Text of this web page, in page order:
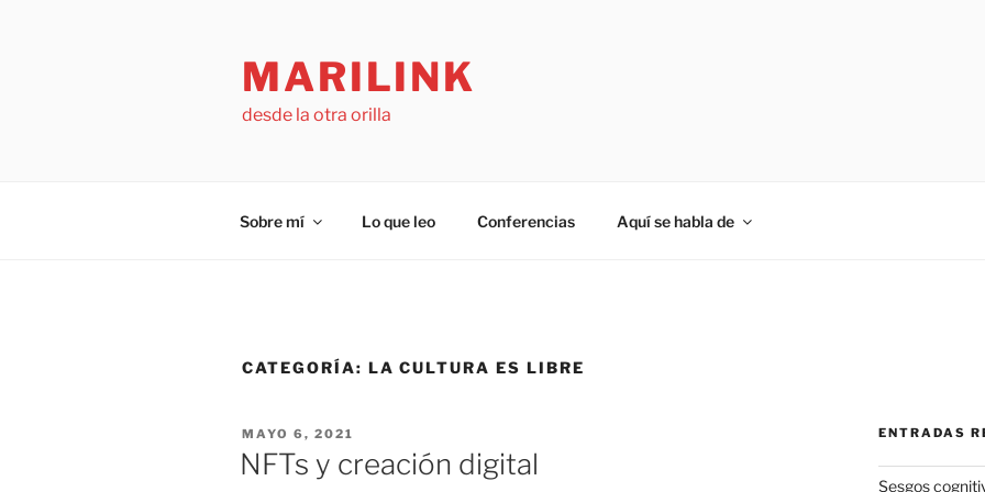
MARILINK
desde la otra orilla
Sobre mí Lo que leo Conferencias Aquí se habla de
CATEGORÍA: LA CULTURA ES LIBRE
PUBLICADO
EL
MAYO 6, 2021
NFTs y creación digital
ENTRADAS
Sesgos